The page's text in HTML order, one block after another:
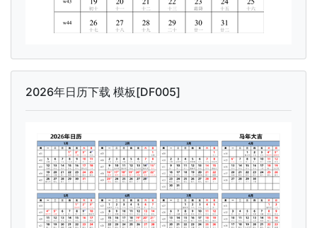
2026年日历下载 模板[DF005]